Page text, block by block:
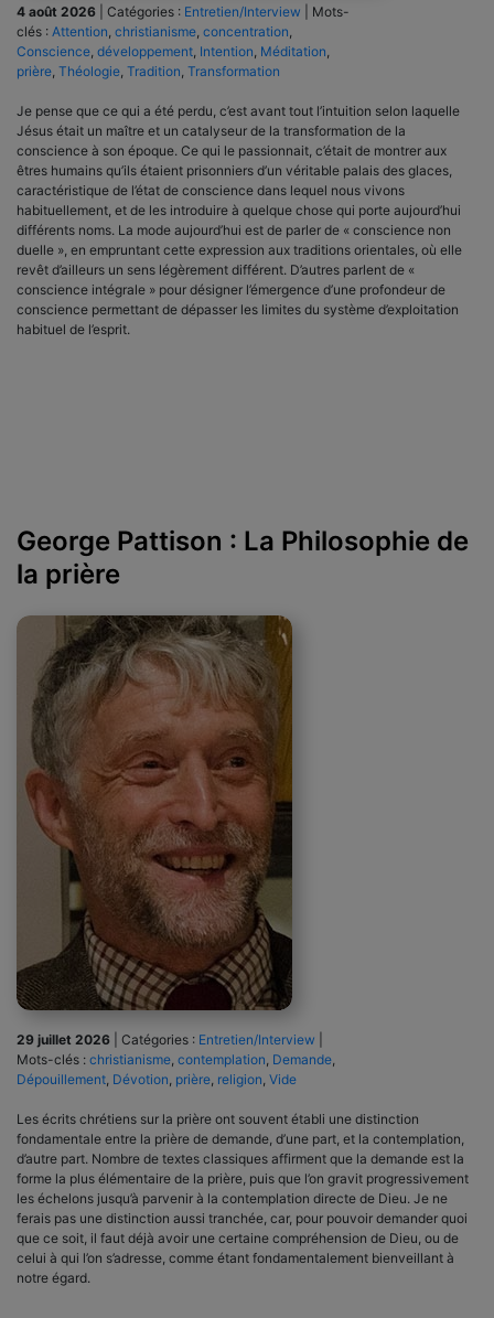
4 août 2026 Catégories : Entretien/Interview
Mots-
clés : Attention christianisme concentration
Conscience développement Intention Méditation
prière Théologie Tradition Transformation
Je pense que ce qui a été perdu, c’est avant tout l’intuition selon laquelle
Jésus était un maître et un catalyseur de la transformation de la
conscience à son époque. Ce qui le passionnait, c’était de montrer aux
êtres humains qu’ils étaient prisonniers d’un véritable palais des glaces,
caractéristique de l’état de conscience dans lequel nous vivons
habituellement, et de les introduire à quelque chose qui porte aujourd’hui
différents noms. La mode aujourd’hui est de parler de « conscience non
duelle », en empruntant cette expression aux traditions orientales, où elle
revêt d’ailleurs un sens légèrement différent. D’autres parlent de «
conscience intégrale » pour désigner l’émergence d’une profondeur de
conscience permettant de dépasser les limites du système d’exploitation
habituel de l’esprit.
George Pattison : La Philosophie de
la prière
29 juillet 2026 Catégories : Entretien/Interview
Mots-clés : christianisme, contemplation, Demande,
Dépouillement, Dévotion, prière, religion, Vide
Les écrits chrétiens sur la prière ont souvent établi une distinction
fondamentale entre la prière de demande, d’une part, et la contemplation,
d’autre part. Nombre de textes classiques affirment que la demande est la
forme la plus élémentaire de la prière, puis que l’on gravit progressivement
les échelons jusqu’à parvenir à la contemplation directe de Dieu. Je ne
ferais pas une distinction aussi tranchée, car, pour pouvoir demander quoi
que ce soit, il faut déjà avoir une certaine compréhension de Dieu, ou de
celui à qui l’on s’adresse, comme étant fondamentalement bienveillant à
notre égard.